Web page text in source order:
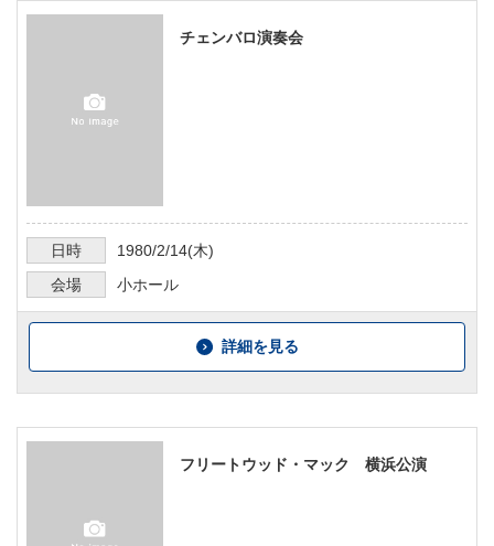
チェンバロ演奏会
日時 1980/2/14(木)
会場
小ホール
詳細を見る
フリートウッド・マック 横浜公演